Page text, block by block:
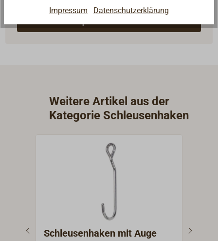
passende Antwort.
Weitere Artikel aus der
Kategorie Schleusenhaken
Schleusenhaken mit Auge
Impressum Datenschutzerklärung